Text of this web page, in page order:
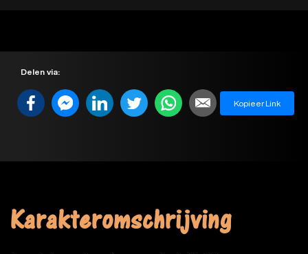
Delen via:
Kopieer Link
Karakteromschrijving